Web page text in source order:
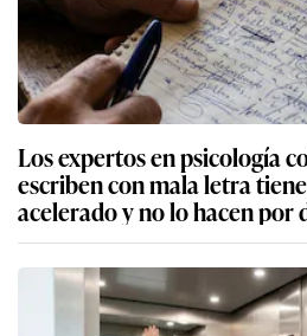
Los expertos en psicología
escriben con mala letra
acelerado y no lo hacen por